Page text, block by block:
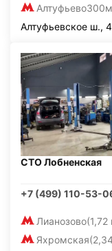
Алтуфьево300м
Алтуфьевское ш.,
СТО Лобненская
+7 (499) 110-53-
Лианозово(1,72
Яхромская